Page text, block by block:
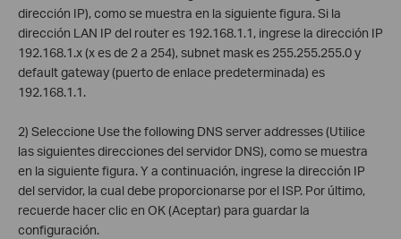
dirección IP), como se muestra en la siguiente figura. Si la
dirección LAN IP del router es 192.168.1.1, ingrese la dirección IP
192.168.1.x (x es de 2 a 254), subnet mask es 255.255.255.0 y
default gateway (puerto de enlace predeterminada) es
192.168.1.1.
2) Seleccione Use the following DNS server addresses (Utilice
las siguientes direcciones del servidor DNS), como se muestra
en la siguiente figura. Y a continuación, ingrese la dirección IP
del servidor, la cual debe proporcionarse por el ISP. Por último,
recuerde hacer clic en OK (Aceptar) para guardar la
configuración.